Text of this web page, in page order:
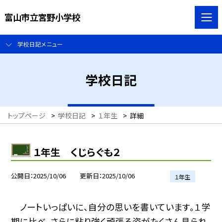
富山市立宮野小学校
学校日記メニュー
学校日記
トップページ > 学校日記 > １年生 > 詳細
１年生 くじらぐも２
公開日 2025/10/06 更新日 2025/10/06 １年生
ノートいっぱいに、自分の思いを書いています。１学